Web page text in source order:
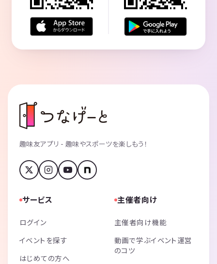
趣味友アプリ - 趣味やスポーツを楽しもう！
サービス
ログイン
イベントを探す
はじめての方へ
主催者向け
主催者向け機能
動画で学ぶイベント運営
のコツ